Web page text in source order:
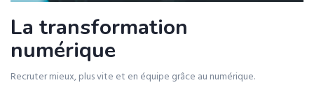
La transformation
numérique
Recruter mieux, plus vite et en équipe grâce au numérique.